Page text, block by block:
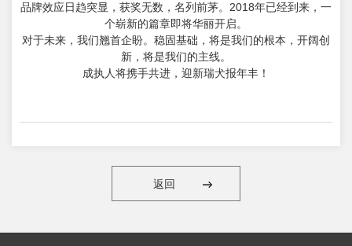
品牌效应日趋突显，获奖无数，名列前茅。2018年已经到来，一
个崭新的篇章即将华丽开启。
对于未来，我们翘首企盼。稳固基础，将是我们的根本，开阔创
新，将是我们的主线。
成执人将携手共进，迎新瑞犬报年丰！
返回